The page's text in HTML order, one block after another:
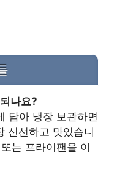
나요?
담아 냉장 보관하면
신선하고 맛있습니
는 프라이팬을 이